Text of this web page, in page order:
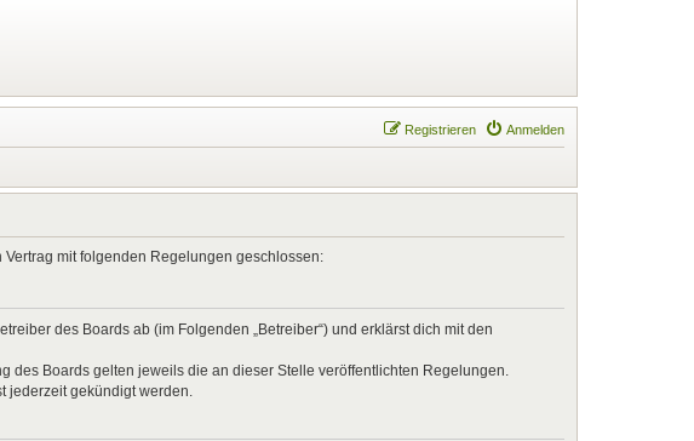
Anmelden
Registrieren
Vertrag mit folgenden Regelungen geschlossen:
des Boards ab (im Folgenden „Betreiber“) und erklärst dich mit den
des Boards gelten jeweils die an dieser Stelle veröffentlichten Regelungen.
jederzeit gekündigt werden.